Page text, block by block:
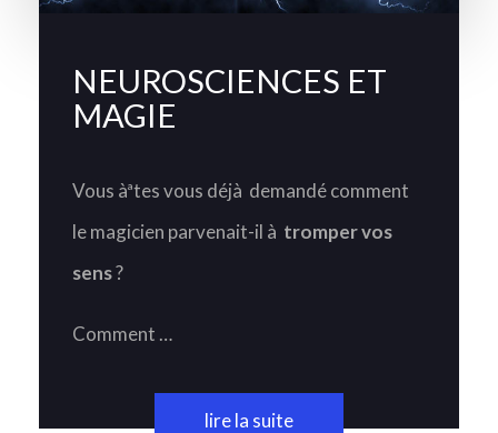
NEUROSCIENCES ET
MAGIE
Vous àªtes vous déjà demandé comment
le magicien parvenait-il à tromper vos
sens?
Comment …
lire la suite